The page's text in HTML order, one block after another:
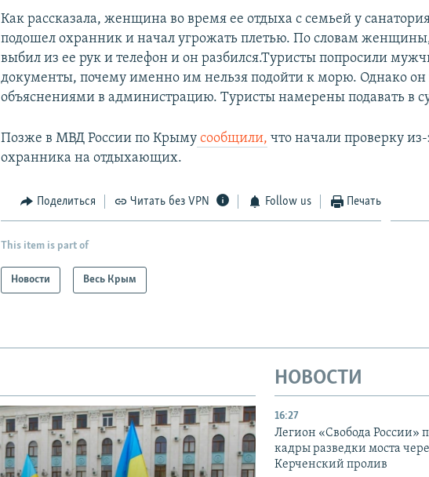
Как рассказала, женщина во время ее отдыха с семьей у
подошел охранник и начал угрожать плетью. По словам
выбил из ее рук и телефон и он разбился.Туристы попросили
документы, почему именно им нельзя подойти к морю. Однако он
объяснениями в администрацию. Туристы намерены подавать в
Позже в МВД России по Крыму сообщили, что начали проверку
охранника на отдыхающих.
Поделиться Читать без VPN Follow us Печать
This item is part of
Новости Весь Крым
НОВОСТИ
16:27
Легион «Свобода России»
кадры разведки моста
Керченский пролив